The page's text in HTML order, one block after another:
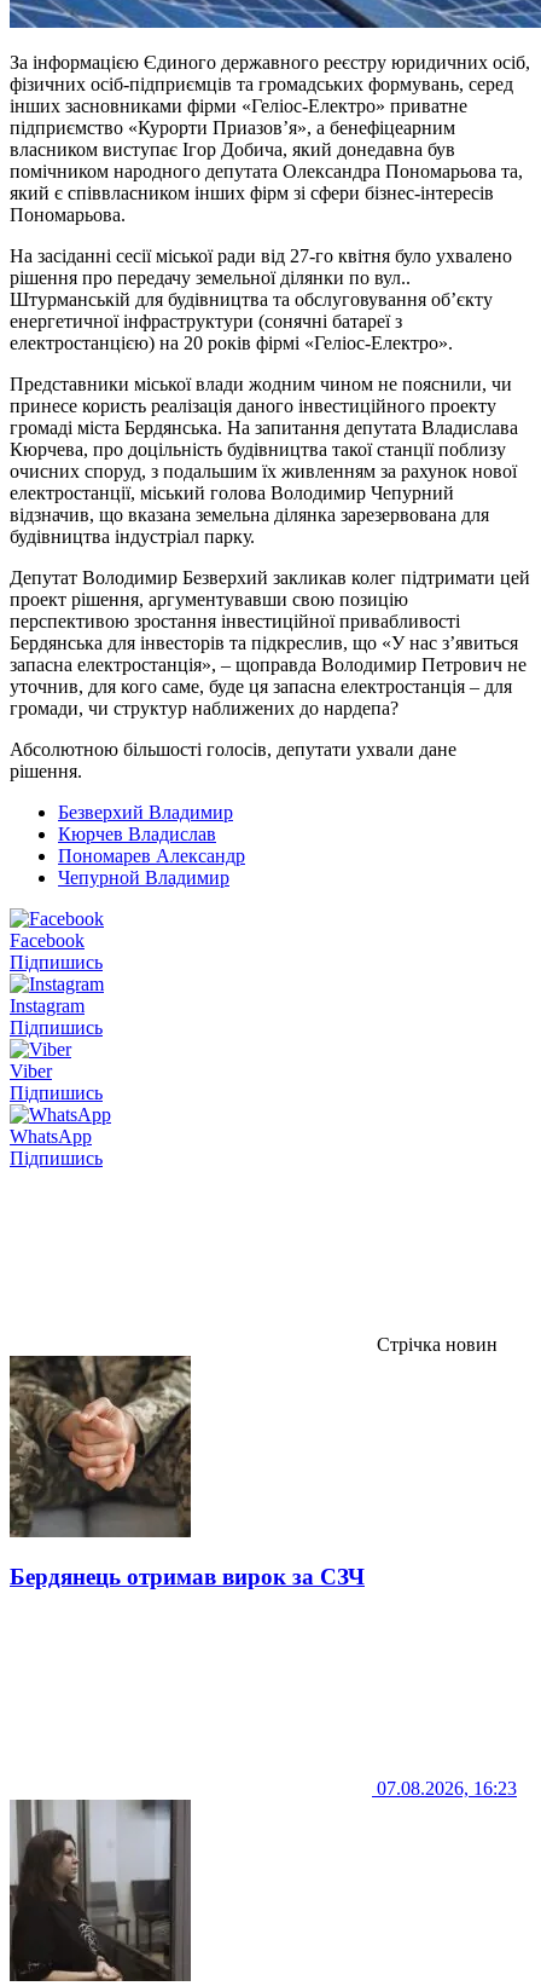
За інформацією Єдиного державного реєстру юридичних осіб,
фізичних осіб-підприємців та громадських формувань, серед
інших засновниками фірми «Геліос-Електро» приватне
підприємство «Курорти Приазов’я», а бенефіцеарним
власником виступає Ігор Добича, який донедавна був
помічником народного депутата Олександра Пономарьова та,
який є співвласником інших фірм зі сфери бізнес-інтересів
Пономарьова.
На засіданні сесії міської ради від 27-го квітня було ухвалено
рішення про передачу земельної ділянки по вул..
Штурманській для будівництва та обслуговування об’єкту
енергетичної інфраструктури (сонячні батареї з
електростанцією) на 20 років фірмі «Геліос-Електро».
Представники міської влади жодним чином не пояснили, чи
принесе користь реалізація даного інвестиційного проекту
громаді міста Бердянська. На запитання депутата Владислава
Кюрчева, про доцільність будівництва такої станції поблизу
очисних споруд, з подальшим їх живленням за рахунок нової
електростанції, міський голова Володимир Чепурний
відзначив, що вказана земельна ділянка зарезервована для
будівництва індустріал парку.
Депутат Володимир Безверхий закликав колег підтримати цей
проект рішення, аргументувавши свою позицію
перспективою зростання інвестиційної привабливості
Бердянська для інвесторів та підкреслив, що «У нас з’явиться
запасна електростанція», – щоправда Володимир Петрович не
уточнив, для кого саме, буде ця запасна електростанція – для
громади, чи структур наближених до нардепа?
Абсолютною більшості голосів, депутати ухвали дане
рішення.
Безверхий Владимир
Кюрчев Владислав
Пономарев Александр
Чепурной Владимир
Facebook
Підпишись
Instagram
Підпишись
Viber
Підпишись
WhatsApp
Підпишись
Стрічка новин
Бердянець отримав вирок за СЗЧ
07.08.2026, 16:23